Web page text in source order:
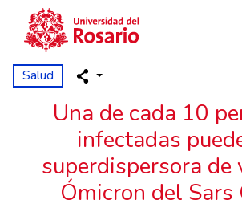
Pasar al contenido principal
Salud
Una de cada 10
infectadas
superdispersora de
Ómicron del Sars